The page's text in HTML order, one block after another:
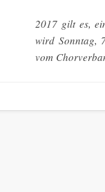
2017 gilt es,
wird Sonntag,
vom